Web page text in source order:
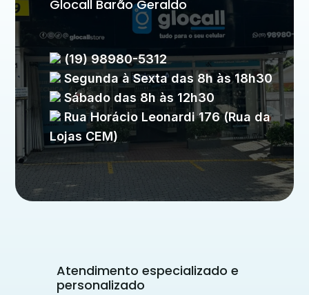
Glocall Barão Geraldo
(19) 98980-5312
Segunda à Sexta das 8h às 18h30
Sábado das 8h às 12h30
Rua Horácio Leonardi 176 (Rua da
Lojas CEM)
Atendimento especializado e
personalizado